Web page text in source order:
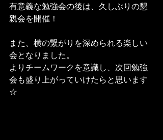
有意義な勉強会の後は、久しぶりの懇
親会を開催！
また、横の繋がりを深められる楽しい
会となりました。
よりチームワークを意識し、次回勉強
会も盛り上がっていけたらと思います
☆